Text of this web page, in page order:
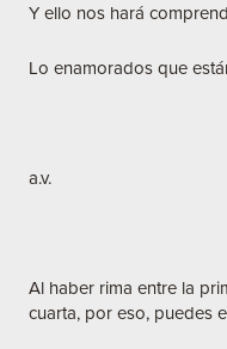
Y ello nos hará
Lo enamorados que
a.v.
Al haber rima entre la
cuarta, por eso, puedes